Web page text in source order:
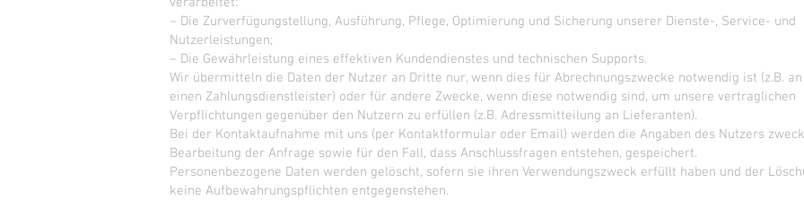
– Die Zurverfügungstellung, Ausführung, Pflege, Optimierung und Sicherung unserer Dienste-, Service- und
Nutzerleistungen;
– Die Gewährleistung eines effektiven Kundendienstes und technischen Supports.
Wir übermitteln die Daten der Nutzer an Dritte nur, wenn dies für Abrechnungszwecke notwendig ist (z.B. an
einen Zahlungsdienstleister) oder für andere Zwecke, wenn diese notwendig sind, um unsere vertraglichen
Verpflichtungen gegenüber den Nutzern zu erfüllen (z.B. Adressmitteilung an Lieferanten).
Bei der Kontaktaufnahme mit uns (per Kontaktformular oder Email) werden die Angaben des Nutzers
Bearbeitung der Anfrage sowie für den Fall, dass Anschlussfragen entstehen, gespeichert.
Personenbezogene Daten werden gelöscht, sofern sie ihren Verwendungszweck erfüllt haben und der
keine Aufbewahrungspflichten entgegenstehen.